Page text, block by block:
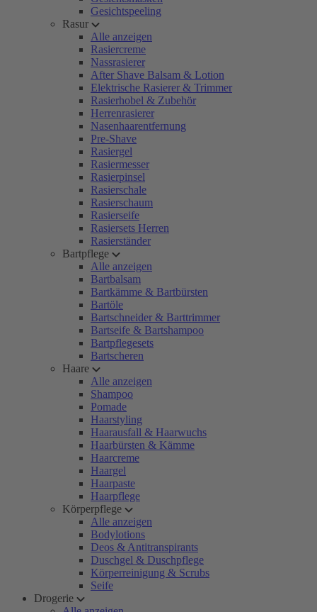
Gesichtspeeling
Rasur
Alle anzeigen
Rasiercreme
Nassrasierer
After Shave Balsam & Lotion
Elektrische Rasierer & Trimmer
Rasierhobel & Zubehör
Herrenrasierer
Nasenhaarentfernung
Pre-Shave
Rasiergel
Rasiermesser
Rasierpinsel
Rasierschale
Rasierschaum
Rasierseife
Rasiersets Herren
Rasierständer
Bartpflege
Alle anzeigen
Bartbalsam
Bartkämme & Bartbürsten
Bartöle
Bartschneider & Barttrimmer
Bartseife & Bartshampoo
Bartpflegesets
Bartscheren
Haare
Alle anzeigen
Shampoo
Pomade
Haarstyling
Haarausfall & Haarwuchs
Haarbürsten & Kämme
Haarcreme
Haargel
Haarpaste
Haarpflege
Körperpflege
Alle anzeigen
Bodylotions
Deos & Antitranspirants
Duschgel & Duschpflege
Körperreinigung & Scrubs
Seife
Drogerie